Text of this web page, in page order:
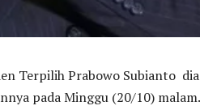
Terpilih Prabowo Subianto
pada Minggu (20/10) malam.